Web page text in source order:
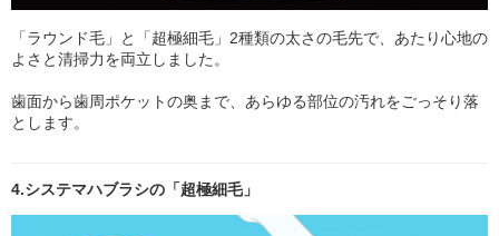
「ラウンド毛」と「超極細毛」2種類の太さの毛先で、あたり心地の
よさと清掃力を両立しました。
歯面から歯周ポケットの奥まで、あらゆる部位の汚れをごっそり落
とします。
4.システマハブラシの「超極細毛」